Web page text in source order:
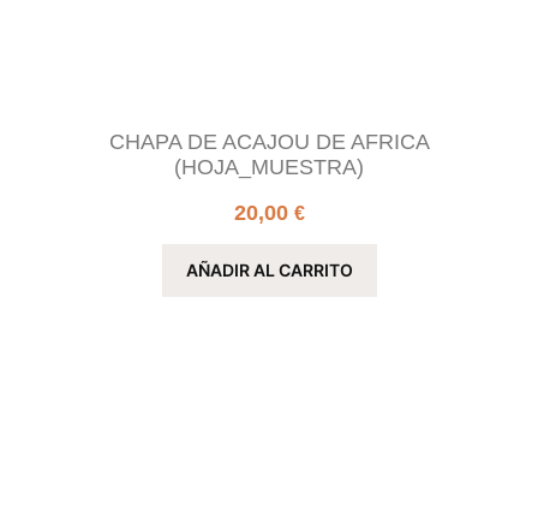
CHAPA DE ACAJOU DE AFRICA
(HOJA_MUESTRA)
20,00 €
AÑADIR AL CARRITO